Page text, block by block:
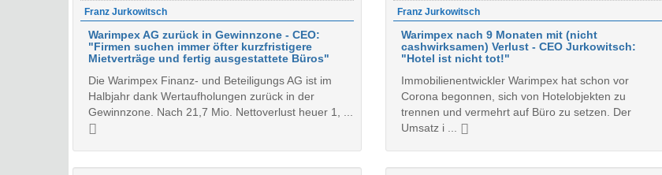
Franz Jurkowitsch
Warimpex AG zurück in Gewinnzone - CEO:
"Firmen suchen immer öfter kurzfristigere
Mietverträge und fertig ausgestattete Büros"
Die Warimpex Finanz- und Beteiligungs AG ist im
Halbjahr dank Wertaufholungen zurück in der
Gewinnzone. Nach 21,7 Mio. Nettoverlust heuer 1, ...
Franz Jurkowitsch
Warimpex nach 9 Monaten mit (nicht
cashwirksamen) Verlust - CEO Jurkowitsch:
"Hotel ist nicht tot!"
Immobilienentwickler Warimpex hat schon vor
Corona begonnen, sich von Hotelobjekten zu
trennen und vermehrt auf Büro zu setzen. Der
Umsatz i ...